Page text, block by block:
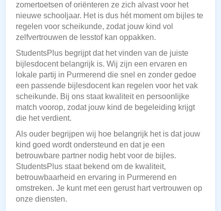
zomertoetsen of oriënteren ze zich alvast voor het
nieuwe schooljaar. Het is dus hét moment om bijles te
regelen voor scheikunde, zodat jouw kind vol
zelfvertrouwen de lesstof kan oppakken.
StudentsPlus begrijpt dat het vinden van de juiste
bijlesdocent belangrijk is. Wij zijn een ervaren en
lokale partij in Purmerend die snel en zonder gedoe
een passende bijlesdocent kan regelen voor het vak
scheikunde. Bij ons staat kwaliteit en persoonlijke
match voorop, zodat jouw kind de begeleiding krijgt
die het verdient.
Als ouder begrijpen wij hoe belangrijk het is dat jouw
kind goed wordt ondersteund en dat je een
betrouwbare partner nodig hebt voor de bijles.
StudentsPlus staat bekend om de kwaliteit,
betrouwbaarheid en ervaring in Purmerend en
omstreken. Je kunt met een gerust hart vertrouwen op
onze diensten.